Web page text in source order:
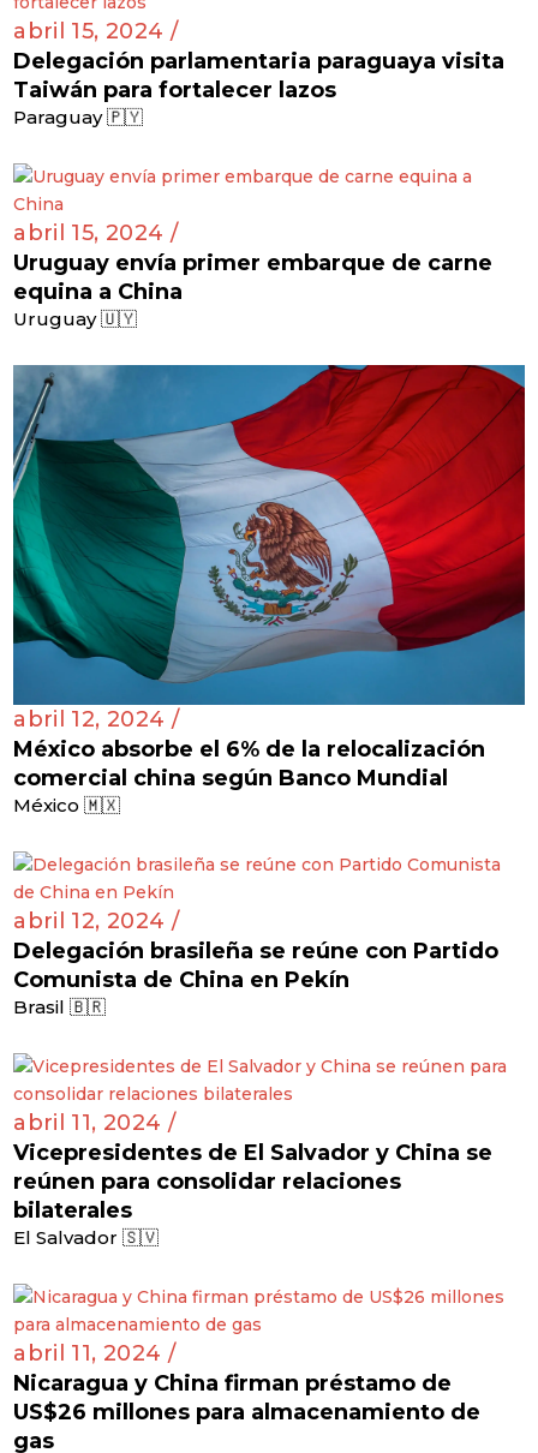
abril 15, 2024 /
Delegación parlamentaria paraguaya visita
Taiwán para fortalecer lazos
Paraguay 🇵🇾
abril 15, 2024 /
Uruguay envía primer embarque de carne
equina a China
Uruguay 🇺🇾
abril 12, 2024 /
México absorbe el 6% de la relocalización
comercial china según Banco Mundial
México 🇲🇽
abril 12, 2024 /
Delegación brasileña se reúne con Partido
Comunista de China en Pekín
Brasil 🇧🇷
abril 11, 2024 /
Vicepresidentes de El Salvador y China se
reúnen para consolidar relaciones
bilaterales
El Salvador 🇸🇻
abril 11, 2024 /
Nicaragua y China firman préstamo de
US$26 millones para almacenamiento de
gas